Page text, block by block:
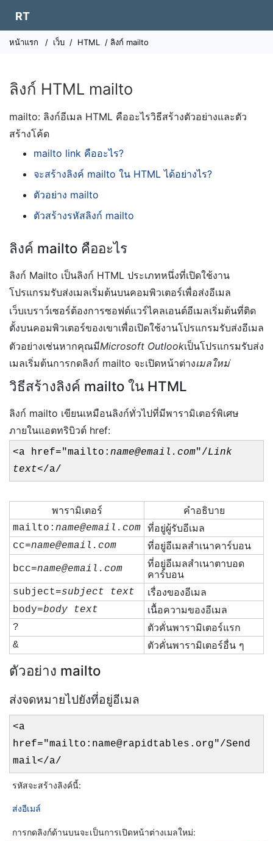
RT
หน้าแรก / เว็บ / HTML / ลิงก์ mailto
ลิงก์ HTML mailto
mailto: ลิงก์อีเมล HTML คืออะไรวิธีสร้างตัวอย่างและตัว
สร้างโค้ด
mailto link คืออะไร?
จะสร้างลิงค์ mailto ใน HTML ได้อย่างไร?
ตัวอย่าง mailto
ตัวสร้างรหัสลิงก์ mailto
ลิงค์ mailto คืออะไร
ลิงก์ Mailto เป็นลิงก์ HTML ประเภทหนึ่งที่เปิดใช้งาน
โปรแกรมรับส่งเมลเริ่มต้นบนคอมพิวเตอร์เพื่อส่งอีเมล
เว็บเบราว์เซอร์ต้องการซอฟต์แวร์ไคลเอนต์อีเมลเริ่มต้นที่ติด
ตั้งบนคอมพิวเตอร์ของเขาเพื่อเปิดใช้งานโปรแกรมรับส่งอีเมล
ตัวอย่างเช่นหากคุณมีMicrosoft Outlookเป็นโปรแกรมรับส่ง
เมลเริ่มต้นการกดลิงก์ mailto จะเปิดหน้าต่างเมลใหม่
วิธีสร้างลิงค์ mailto ใน HTML
ลิงก์ mailto เขียนเหมือนลิงก์ทั่วไปที่มีพารามิเตอร์พิเศษ
ภายในแอตทริบิวต์ href:
<a href="mailto: name@email.com"/Link
text</a/
พารามิเตอร์ คำอธิบาย
mailto: name@email.com ที่อยู่ผู้รับอีเมล
cc=name@email.com ที่อยู่อีเมลสำเนาคาร์บอน
bcc=name@email.com
ที่อยู่อีเมลสำเนาตาบอด
คาร์บอน
subject=subject text เรื่องของอีเมล
body=body text เนื้อความของอีเมล
? ตัวคั่นพารามิเตอร์แรก
& ตัวคั่นพารามิเตอร์อื่น ๆ
ตัวอย่าง mailto
ส่งจดหมายไปยังที่อยู่อีเมล
<a
href="mailto:name@rapidtables.org"/Send
mail</a/
รหัสจะสร้างลิงค์นี้:
ส่งอีเมล์
การกดลิงก์ด้านบนจะเป็นการเปิดหน้าต่างเมลใหม่: